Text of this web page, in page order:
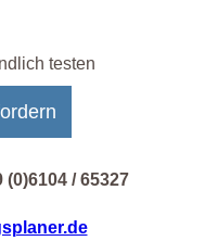
testen
(0)6104 / 65327